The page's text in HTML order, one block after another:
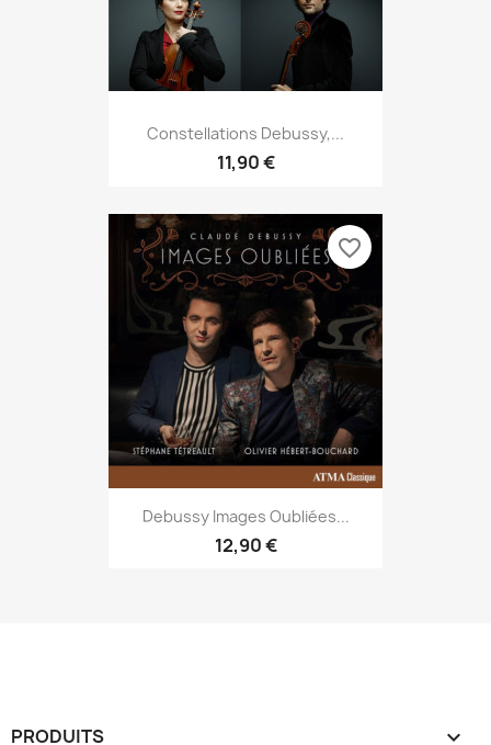
Constellations Debussy,...
11,90 €
Debussy Images Oubliées...
12,90 €
favorite_border
PRODUITS 